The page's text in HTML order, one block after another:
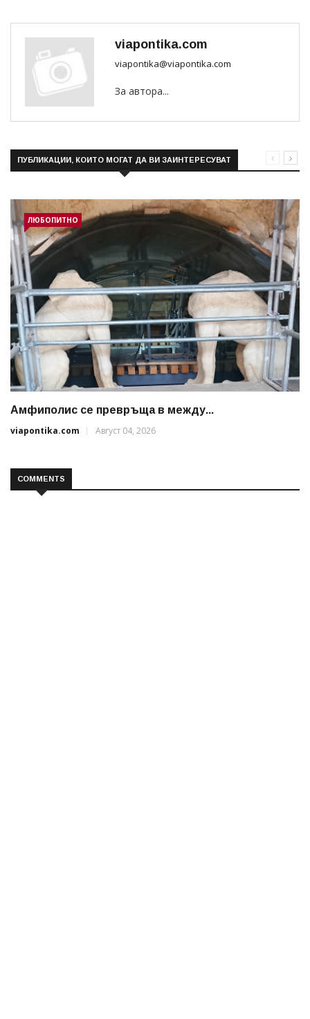
viapontika.com
viapontika@viapontika.com
За автора...
ПУБЛИКАЦИИ, КОИТО МОГАТ ДА ВИ ЗАИНТЕРЕСУВАТ
ЛЮБОПИТНО
Амфиполис се превръща в между...
viapontika.com
Август 04, 2026
COMMENTS